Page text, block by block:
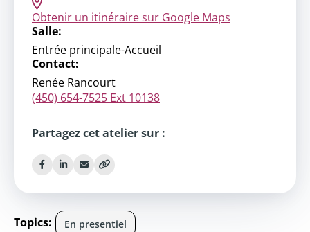
Obtenir un itinéraire sur Google Maps
Salle:
Entrée principale-Accueil
Contact:
Renée Rancourt
(450) 654-7525 Ext 10138
Partagez cet atelier sur :
Topics: En presentiel